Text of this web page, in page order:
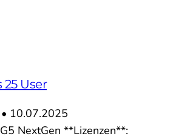
25 User
• 10.07.2025
NextGen **Lizenzen**: